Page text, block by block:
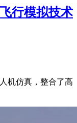
行模拟技术
机仿真，整合了高